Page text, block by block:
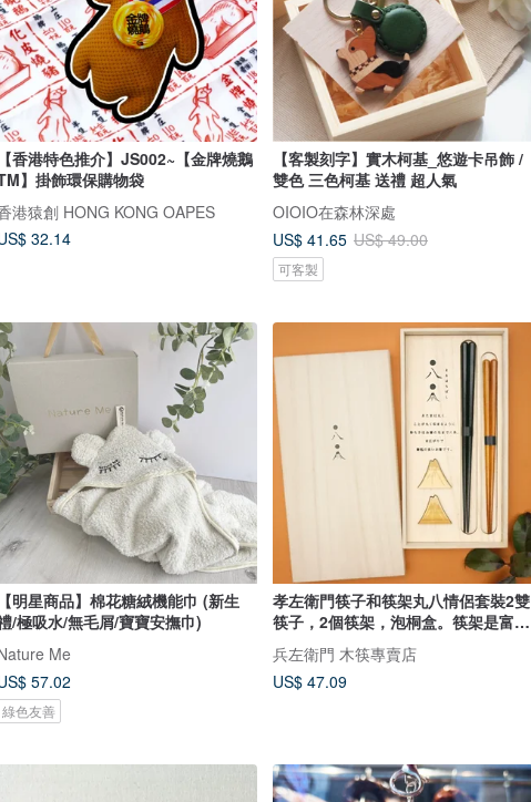
【香港特色推介】JS002~【金牌燒鵝
】掛飾環保購物袋
港猿創 HONG KONG OAPES
32.14
【客製刻字】實木柯基_悠遊卡吊飾 /
雙色 三色柯基 送禮 超人氣
OIOIO在森林深處
US$ 41.65 US$ 49.00
可客製
【明星商品】棉花糖絨機能巾 (新生
/極吸水/無毛屑/寶寶安撫巾)
Me
57.02
綠色友善
孝左衛門筷子和筷架丸八情侶套裝2雙
筷子，2個筷架，泡桐盒。筷架是富士
山造型的筷架。形似漢字“八”，末端
加寬，呈吉祥之形。
兵左衛門 木筷專賣店
US$ 47.09